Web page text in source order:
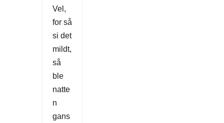
Vel,
for så
si det
mildt,
så
ble
natte
n
gans